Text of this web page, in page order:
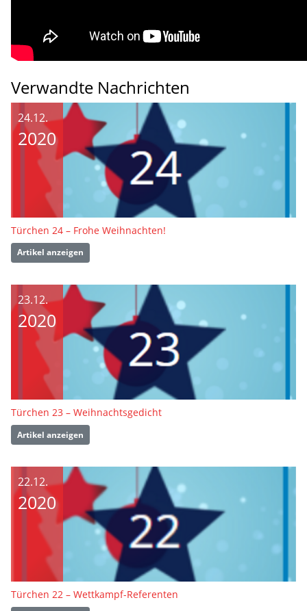
Verwandte Nachrichten
24.12.
2020
Türchen 24 – Frohe Weihnachten!
Artikel anzeigen
23.12.
2020
Türchen 23 – Weihnachtsgedicht
Artikel anzeigen
22.12.
2020
Türchen 22 – Wettkampf-Referenten